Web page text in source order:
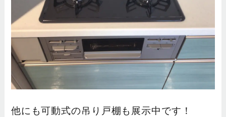
他にも可動式の吊り戸棚も展示中です！